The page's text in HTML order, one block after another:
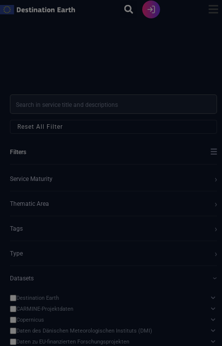
Zum
Reset All Filter
Filters ☰
Service Maturity ›
Thematic Area ›
Tags ›
Type ›
Datasets ›
Destination Earth
CARMINE-Projektdaten
Copernicus
Daten des Dänischen Meteorologischen Instituts (DMI)
Daten zu EU-finanzierten Forschungsprojekten